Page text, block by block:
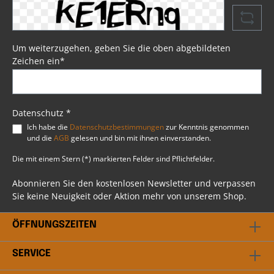
enthalten sind vier Lederriemen, die das
Anbringen der Schwingentasche am Heck Ihrer
Harley® problemlos ermöglichen. Die Tasche ist
zusätzlich durch Kunststoff und
Verstärkungsschaum gegen Verformungen bei
längerem Gebrauch geschützt. Somit ist
Favorit, ausgewählt durch unsere Profis bei BSB
nicht mit uns in Kontakt zu treten. Unser
professionelles Team steht dir gerne beratend
bei allen Fragen rund ums Thema Harley
Davidson® zur Verfügung.
Um weiterzugehen, geben Sie die oben abgebildeten
Zeichen ein*
Datenschutz *
Ich habe die Datenschutzbestimmungenzur Kenntnis genommen
und die AGB gelesen und bin mit ihnen einverstanden.
Die mit einem Stern (*) markierten Felder sind Pflichtfelder.
Abonnieren Sie den kostenlosen Newsletter und verpassen
Sie keine Neuigkeit oder Aktion mehr von unserem Shop.
ÖFFNUNGSZEITEN
SERVICE